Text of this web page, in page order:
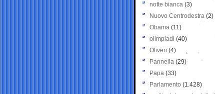
notte bianca (3)
Nuovo Centrodestra (2)
Obama (11)
olimpiadi (40)
Oliveri (4)
Pannella (29)
Papa (33)
Parlamento (1.428)